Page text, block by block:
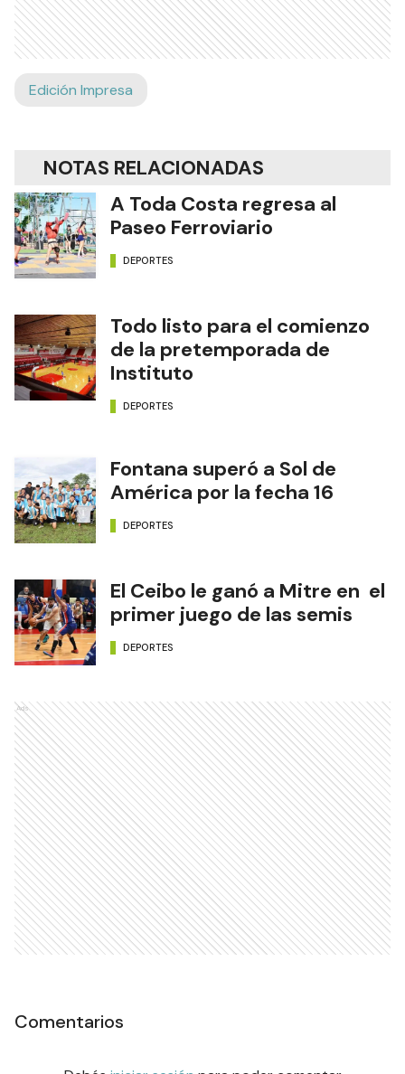
Edición Impresa
NOTAS RELACIONADAS
A Toda Costa regresa al
Paseo Ferroviario
DEPORTES
Todo listo para el comienzo
de la pretemporada de
Instituto
DEPORTES
Fontana superó a Sol de
América por la fecha 16
DEPORTES
El Ceibo le ganó a Mitre en el
primer juego de las semis
DEPORTES
Ads
Comentarios